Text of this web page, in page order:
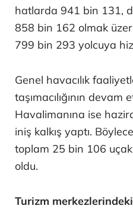
hatlarda 941 bin 131,
858 bin 162 olmak
799 bin 293 yolcuya
Genel havacılık
taşımacılığının
Havalimanına ise
iniş kalkış yaptı.
toplam 25 bin 106
oldu.
Turizm